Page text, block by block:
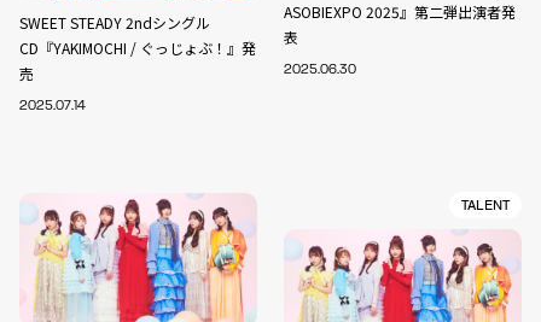
SWEET STEADY 2ndシングル
CD『YAKIMOCHI / ぐっじょぶ！』発
売
2025.07.14
ASOBIEXPO 2025』第二弾出演者発
表
2025.06.30
TALENT